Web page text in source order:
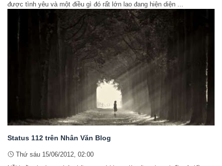
được tình yêu và một điều gì đó rất lớn lao đang hiện diện ...
Status 112 trên Nhân Văn Blog
Thứ sáu 15/06/2012, 02:00